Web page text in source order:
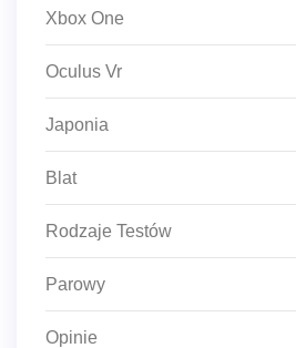
Xbox One
Oculus Vr
Japonia
Blat
Rodzaje Testów
Parowy
Opinie